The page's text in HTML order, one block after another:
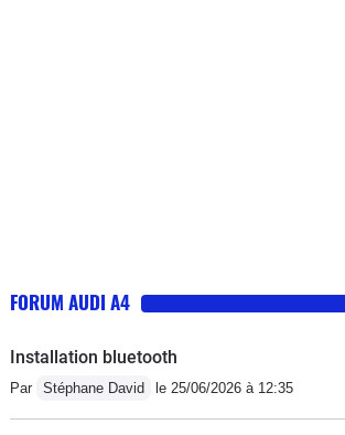
FORUM AUDI A4
Installation bluetooth
Par Stéphane David le 25/06/2026 à 12:35